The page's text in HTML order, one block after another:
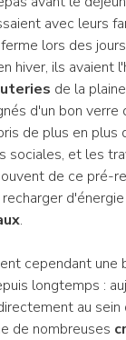
avec leurs
lors des
hiver, ils avaient
de la
d'un bon verre
de plus en plus
sociales, et les
de ce pré-
.
cependant une
longtemps :
au
de nombreuses